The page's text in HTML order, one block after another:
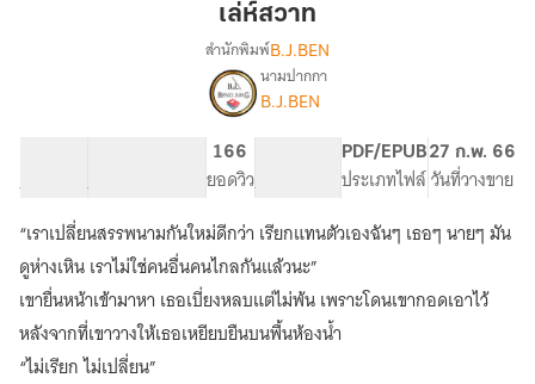
เล่ห์สวาท
เรื่อง
เล่ห์
สำนักพิมพ์B.J.BEN
นามปากกา
B.J.BEN
จำนวนคำ จำนวนหน้า (A5)
166
ยอดวิวระดับเนื้อหา
PDF/EPUB
ประเภทไฟล์
27 ก.พ. 66
วันที่วางขาย
“เราเปลี่ยนสรรพนามกันใหม่ดีกว่า เรียกแทนตัวเองฉันๆ เธอๆ นายๆ มัน
ดูห่างเหิน เราไม่ใช่คนอื่นคนไกลกันแล้วนะ”
เขายื่นหน้าเข้ามาหา เธอเบี่ยงหลบแต่ไม่พ้น เพราะโดนเขากอดเอาไว้
หลังจากที่เขาวางให้เธอเหยียบยืนบนพื้นห้องน้ำ
“ไม่เรียก ไม่เปลี่ยน”